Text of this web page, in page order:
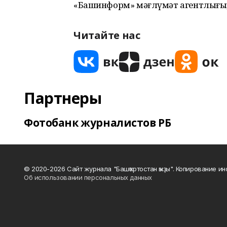
«Башинформ» мәғлүмәт
Читайте нас
Партнеры
Фотобанк журналистов РБ
© 2020-2026 Сайт журнала "Башҡортостан ҡыҙы". Копирование
Об использовании персональных данных